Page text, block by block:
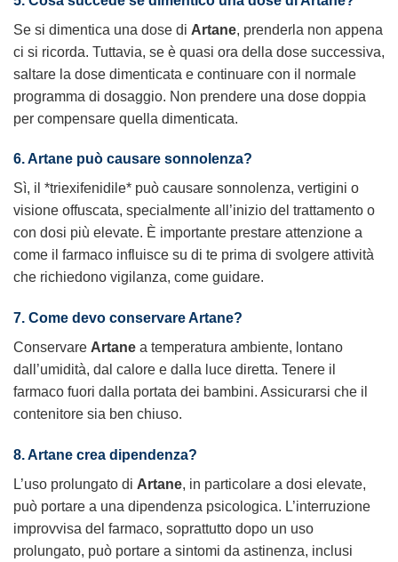
Se si dimentica una dose di Artane, prenderla non appena
ci si ricorda. Tuttavia, se è quasi ora della dose successiva,
saltare la dose dimenticata e continuare con il normale
programma di dosaggio. Non prendere una dose doppia
per compensare quella dimenticata.
6. Artane può causare sonnolenza?
Sì, il *triexifenidile* può causare sonnolenza, vertigini o
visione offuscata, specialmente all’inizio del trattamento o
con dosi più elevate. È importante prestare attenzione a
come il farmaco influisce su di te prima di svolgere attività
che richiedono vigilanza, come guidare.
7. Come devo conservare Artane?
Conservare Artane a temperatura ambiente, lontano
dall’umidità, dal calore e dalla luce diretta. Tenere il
farmaco fuori dalla portata dei bambini. Assicurarsi che il
contenitore sia ben chiuso.
8. Artane crea dipendenza?
L’uso prolungato di Artane, in particolare a dosi elevate,
può portare a una dipendenza psicologica. L’interruzione
improvvisa del farmaco, soprattutto dopo un uso
prolungato, può portare a sintomi da astinenza, inclusi